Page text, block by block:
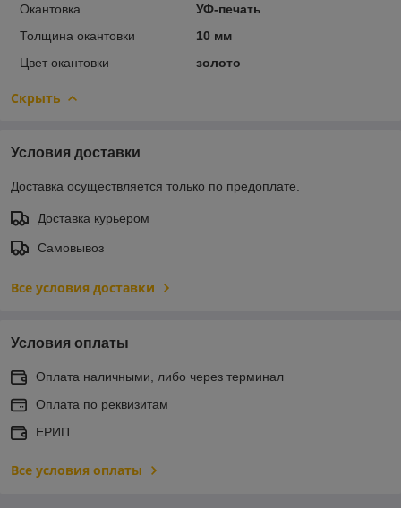
Окантовка
УФ-печать
Толщина окантовки
10 мм
Цвет окантовки
золото
Скрыть
Условия доставки
Доставка осуществляется только по предоплате.
Доставка курьером
Самовывоз
Все условия доставки
Условия оплаты
Оплата наличными, либо через терминал
Оплата по реквизитам
ЕРИП
Все условия оплаты